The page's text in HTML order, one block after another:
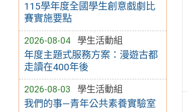
115學年度全國學生創意戲劇比
賽實施要點
2026-08-04 學生活動組
年度主題式服務方案：漫遊古都
走讀在400年後
2026-08-03 學生活動組
我們的事—青年公共素養實驗室